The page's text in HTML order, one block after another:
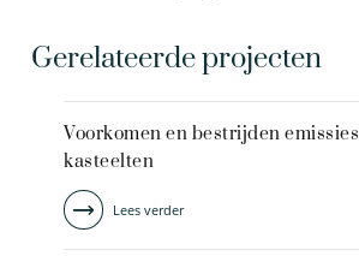
Gerelateerde projecten
Voorkomen en bestrijden emissies
kasteelten
Lees verder